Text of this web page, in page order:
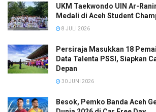
UKM Taekwondo UIN Ar-
Medali di Aceh Student
8 JULI 2026
Persiraja Masukkan 18
Data Talenta PSSI, Siapkan
Depan
30 JUNI 2026
Besok, Pemko Banda Aceh